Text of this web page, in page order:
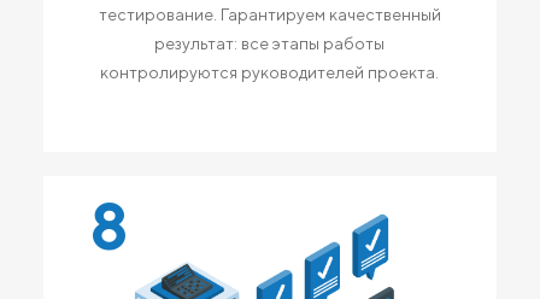
тестирование. Гарантируем качественный
результат: все этапы работы
контролируются руководителей проекта.
8